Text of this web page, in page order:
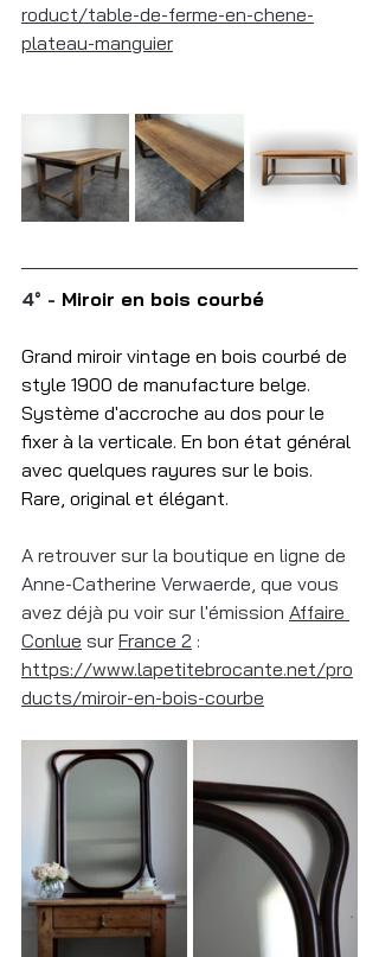
roduct/table-de-ferme-en-chene-
plateau-manguier
4° - Miroir en bois courbé
Grand miroir vintage en bois courbé de
style 1900 de manufacture belge.
Système d'accroche au dos pour le
fixer à la verticale. En bon état général
avec quelques rayures sur le bois.
Rare, original et élégant.
A retrouver sur la boutique en ligne de
Anne-Catherine Verwaerde, que vous
avez déjà pu voir sur l'émission Affaire
Conlue sur France 2 :
https://www.lapetitebrocante.net/pro
ducts/miroir-en-bois-courbe